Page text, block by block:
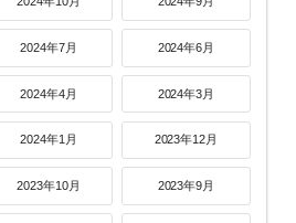
2024年7月 2024年6月
2024年4月 2024年3月
2024年1月 2023年12月
2023年10月 2023年9月